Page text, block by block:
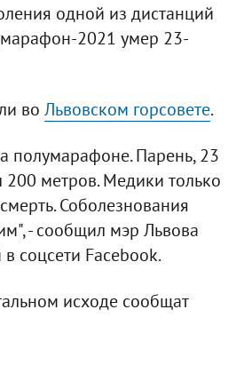
одной из дистанций
2021 умер 23-
во Львовском горсовете.
полумарафоне. Парень, 23
200 метров. Медики только
Соболезнования
- сообщил мэр Львова
соцсети Facebook.
исходе сообщат